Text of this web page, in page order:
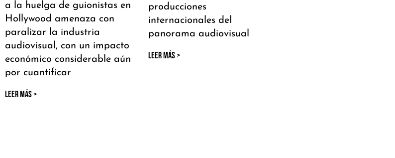
a la huelga de guionistas en
Hollywood amenaza con
paralizar la industria
audiovisual, con un impacto
económico considerable aún
por cuantificar
LEER MÁS >
producciones
internacionales del
panorama audiovisual
LEER MÁS >